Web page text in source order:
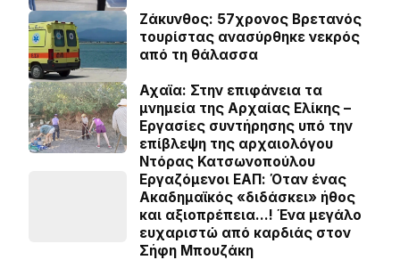
Ζάκυνθος: 57χρονος Βρετανός
τουρίστας ανασύρθηκε νεκρός
από τη θάλασσα
Αχαϊα: Στην επιφάνεια τα
μνημεία της Αρχαίας Ελίκης –
Εργασίες συντήρησης υπό την
επίβλεψη της αρχαιολόγου
Ντόρας Κατσωνοπούλου
Εργαζόμενοι ΕΑΠ: Όταν ένας
Ακαδημαϊκός «διδάσκει» ήθος
και αξιοπρέπεια…! Ένα μεγάλο
ευχαριστώ από καρδιάς στον
Σήφη Μπουζάκη